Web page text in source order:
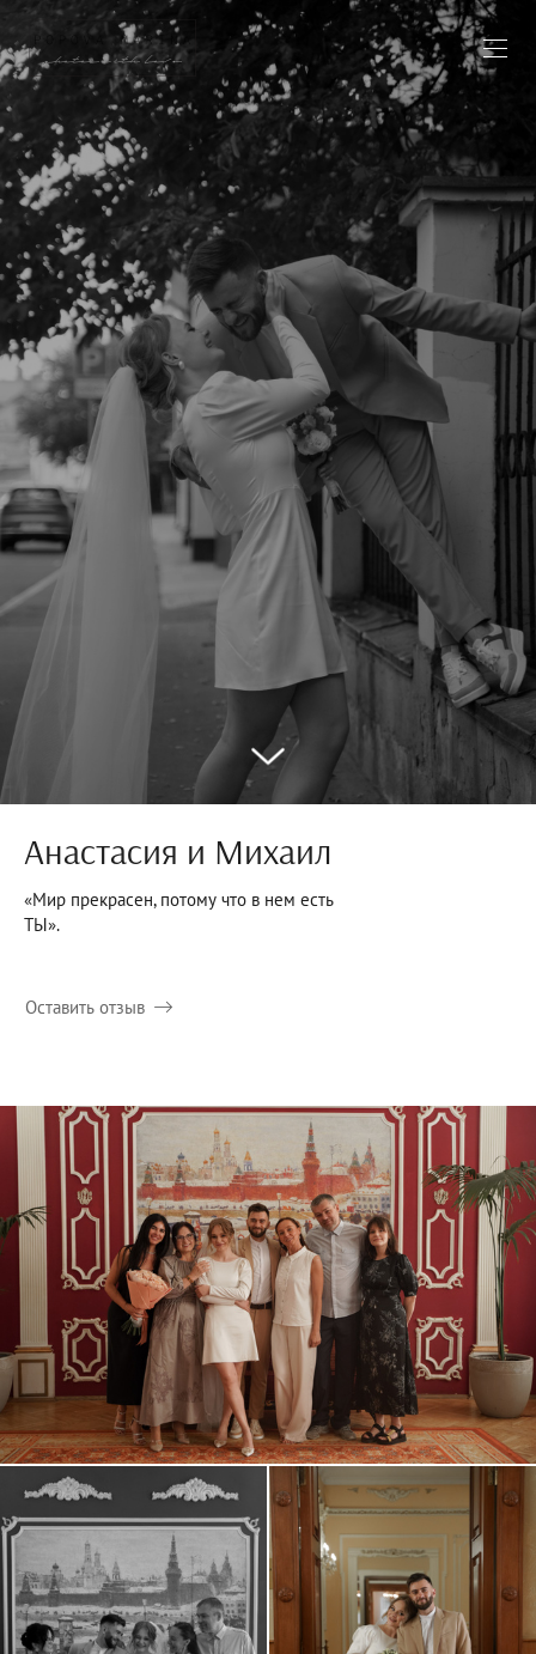
Анастасия и Михаил
«Мир прекрасен, потому что в нем есть
ТЫ».
Оставить отзыв